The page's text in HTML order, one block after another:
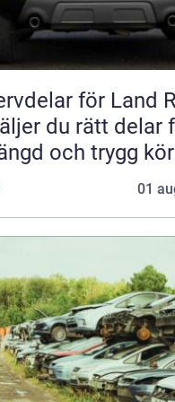
för Land
du rätt delar
och trygg
01